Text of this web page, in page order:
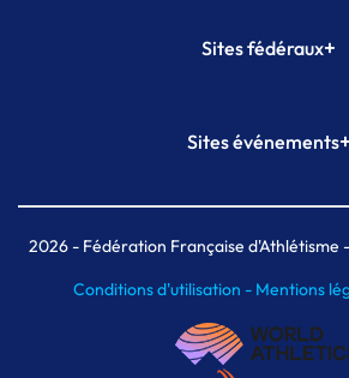
Sites fédéraux+
Plateforme Formation
Sites événements+
Meeting de Paris
MAIF Ekiden de Paris
2026- Fédération Française d'Athlétisme
Conditions d'utilisation - Mentions